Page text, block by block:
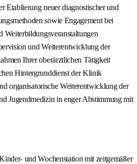
Etablierung neuer diagnostischer und
sowie Engagement bei
Weiterbildungsveranstaltungen
und Weiterentwicklung der
Ihrer oberärztlichen Tätigkeit
Hintergrunddienst der Klinik
organisatorische Weiterentwicklung der
Jugendmedizin in enger Abstimmung mit
und Wochenstation mit zeitgemäßer